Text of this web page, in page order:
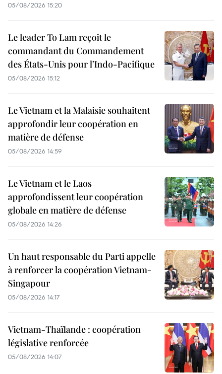
05/08/2026 15:20
Le leader To Lam reçoit le
commandant du Commandement
des États-Unis pour l’Indo-Pacifique
05/08/2026 15:12
Le Vietnam et la Malaisie souhaitent
approfondir leur coopération en
matière de défense
05/08/2026 14:59
Le Vietnam et le Laos
approfondissent leur coopération
globale en matière de défense
05/08/2026 14:26
Un haut responsable du Parti appelle
à renforcer la coopération Vietnam-
Singapour
05/08/2026 14:17
Vietnam-Thaïlande : coopération
législative renforcée
05/08/2026 14:07